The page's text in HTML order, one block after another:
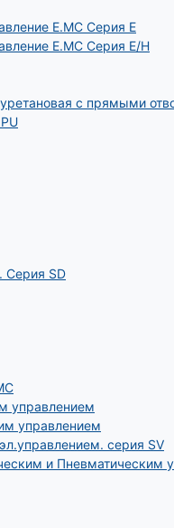
E.MC Серия E
E.MC Серия E/H
с прямыми
Серия SD
управлением
управлением
серия SV
и Пневматическим